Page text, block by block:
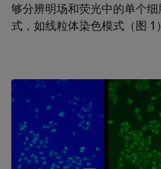
够分辨明场和荧光中的单个
式，如线粒体染色模式（图 1